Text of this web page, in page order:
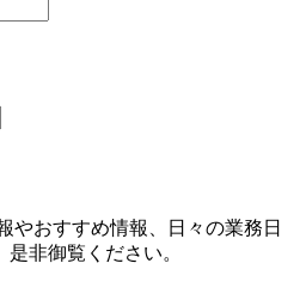
やおすすめ情報、日々の業務日
非御覧ください。